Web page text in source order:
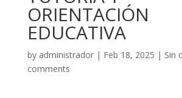
ORIENTACIÓN
EDUCATIVA
by administrador| Feb 18, 2025 | Sin
comments